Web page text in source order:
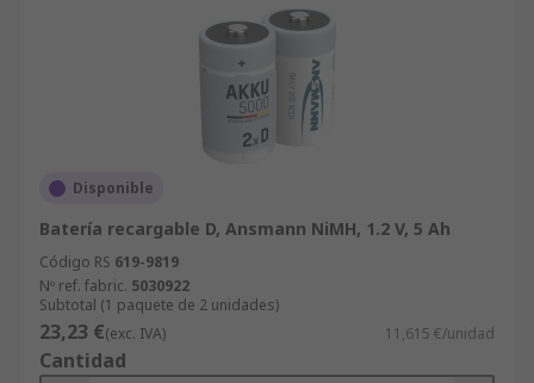
Disponible
Batería recargable D, Ansmann NiMH, 1.2 V, 5 Ah
Código RS 619-9819
Nº ref. fabric. 5030922
Subtotal (1 paquete de 2 unidades)
23,23 €(exc. IVA) 11,615 €/unidad
Cantidad